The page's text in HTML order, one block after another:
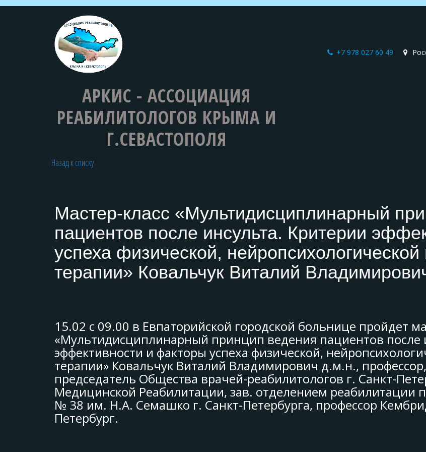
АРКИС - АССОЦИАЦИЯ
РЕАБИЛИТОЛОГОВ­­ КРЫМА И
Г.СЕВАСТОПОЛЯ
+7 978 027 60 49
Назад к списку
Мастер-класс «Мультидисциплинарный
пациентов после инсульта. Критерии
успеха физической,
терапии» Ковальчук Виталий
15.02 с 09.00 в Евпаторийской городской больнице пройдет
«Мультидисциплинарный принцип ведения пациентов после
эффективности и факторы успеха физической,
терапии» Ковальчук Виталий Владимирович д.м.н.,
председатель Общества врачей-реабилитологов г. Санкт-
Медицинской Реабилитации, зав. отделением реабилитации
№ 38 им. Н.А. Семашко г. Санкт-Петербурга, профессор
Петербург.